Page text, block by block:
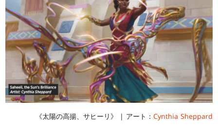
《太陽の高揚、サヒーリ》 | アート： Cynthia Sheppard